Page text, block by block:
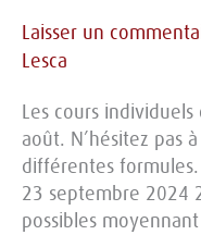
Laisser un
Lesca
Les cours
août. N’hésitez pas
différentes
23 septembre 2024
possibles